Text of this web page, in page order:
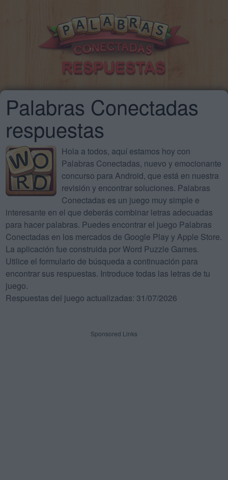
Palabras Conectadas
respuestas
Hola a todos, aquí estamos hoy con
Palabras Conectadas, nuevo y emocionante
concurso para Android, que está en nuestra
revisión y encontrar soluciones. Palabras
Conectadas es un juego muy simple e
interesante en el que deberás combinar letras adecuadas
para hacer palabras. Puedes encontrar el juego Palabras
Conectadas en los mercados de Google Play y Apple Store.
La aplicación fue construida por Word Puzzle Games.
Utilice el formulario de búsqueda a continuación para
encontrar sus respuestas. Introduce todas las letras de tu
juego.
Respuestas del juego actualizadas: 31/07/2026
Sponsored Links